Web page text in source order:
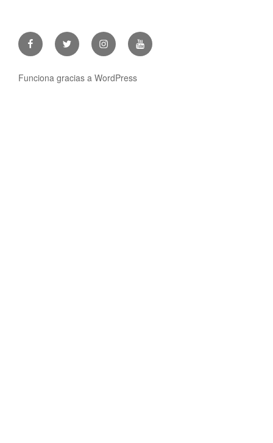
FacebookTwitter InstagramYoutube
Funciona gracias a WordPress